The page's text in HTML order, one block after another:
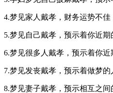
4.梦见家人戴孝，财务运势不
5.梦见自己戴孝，预示着你近
6.梦见很多人戴孝，预示着你
7.梦见发丧戴孝，预示着做梦
8.梦见妻子戴孝，预示相互之间